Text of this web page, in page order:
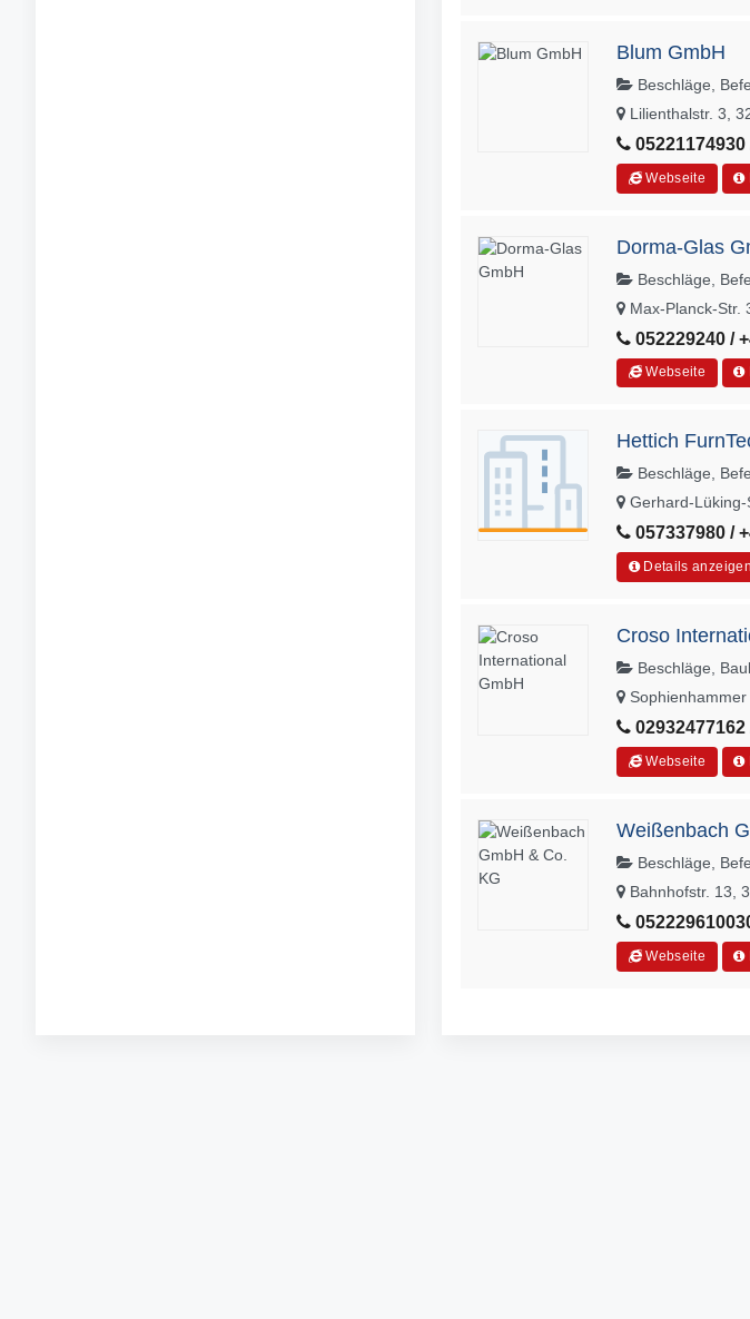
Blum GmbH
Beschläge,
Lilienthalstr. 3,
05221174930
Webseite
Dorma-Glas
Beschläge,
Max-Planck-Str.
052229240 /
Webseite
Hettich
Beschläge,
Gerhard-
057337980 /
Details anzeigen
Croso
Beschläge,
02932477162
Webseite
Weißenbach
Beschläge,
Bahnhofstr. 13,
Webseite